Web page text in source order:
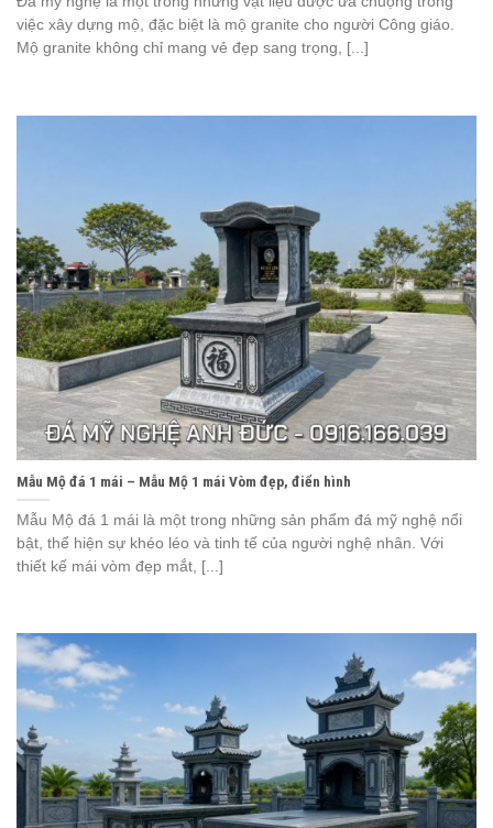
việc xây dựng mộ, đặc biệt là mộ granite cho người Công giáo.
Mộ granite không chỉ mang vẻ đẹp sang trọng, [...]
Mẫu Mộ đá 1 mái – Mẫu Mộ 1 mái Vòm đẹp, điển hình
Mẫu Mộ đá 1 mái là một trong những sản phẩm đá mỹ nghệ nổi
bật, thể hiện sự khéo léo và tinh tế của người nghệ nhân. Với
thiết kế mái vòm đẹp mắt, [...]